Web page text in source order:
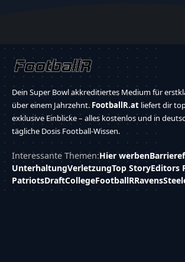
Dein Super Bowl akkreditiertes Medium für
über einem Jahrzehnt.FootballR.at liefert dir
exklusive Einblicke – alles kostenlos und in
tägliche Dosis Football-Wissen.
Interessante Themen:Hier werben
UnterhaltungVerletzungTop StoryEditors
PatriotsDraftCollegeFootballRRavens